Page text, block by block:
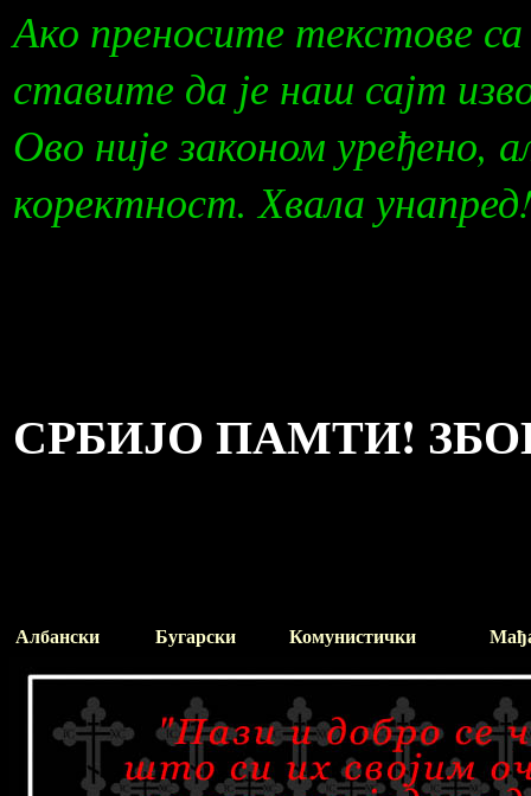
Ако преносите текстове
ставите да је наш сајт
Ово није законом уређено,
коректност. Хвала
СРБИЈО ПАМТИ!
Албански Бугарски Комунистички